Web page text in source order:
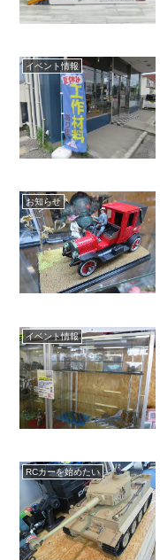
イベント情報
お知らせ
イベント情報
RCカーを始めたい